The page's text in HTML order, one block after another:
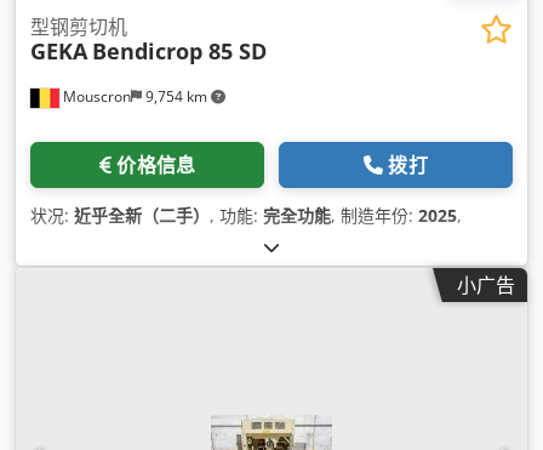
Mouscron 9,754 km
型钢剪切机
GEKA Bendicrop 85 SD
价格信息 拨打
状况: 近乎全新（二手） , 功能: 完全功能, 制造年份: 2025,
小广告